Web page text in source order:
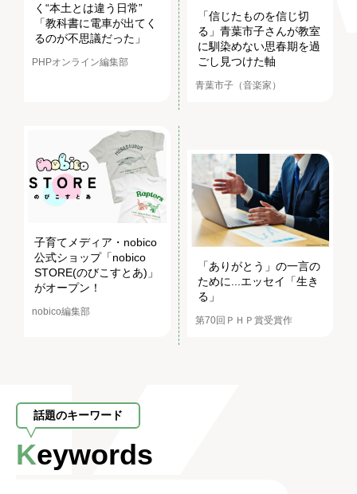
く“本土とは違う日常”
「教科書に電車が出てく
るのが不思議だった」
PHPオンライン編集部
「信じたものを信じ切
る」青葉市子さんが教室
に馴染めない思春期を過
ごし見つけた軸
青葉市子（音楽家）
子育てメディア・nobico
公式ショップ「nobico
STORE(のびこすとあ)」
がオープン！
nobico編集部
「ありがとう」の一言の
ために...エッセイ「生き
る」
第70回ＰＨＰ賞受賞作
話題のキーワード
Keywords